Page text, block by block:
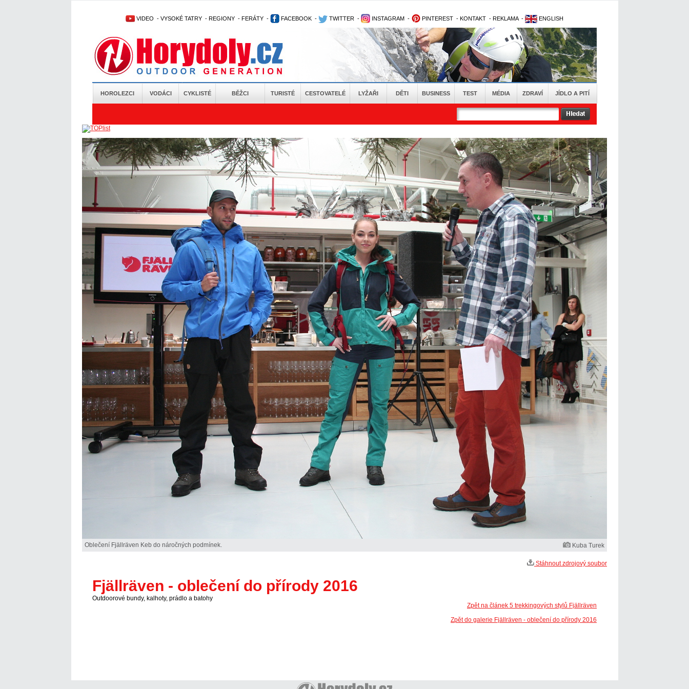
VIDEO - VYSOKÉ TATRY - REGIONY - FERÁTY - FACEBOOK - TWITTER - INSTAGRAM - PINTEREST - KONTAKT - REKLAMA - ENGLISH
HOROLEZCI VODÁCI CYKLISTÉ BĚŽCI TURISTÉ CESTOVATELÉ LYŽAŘI DĚTI BUSINESS TEST MÉDIA ZDRAVÍ JÍDLO A PITÍ
Oblečení Fjällräven Keb do náročných podmínek. Kuba Turek
Stáhnout zdrojový soubor
Fjällräven - oblečení do přírody 2016
Outdoorové bundy, kalhoty, prádlo a batohy
Zpět na článek 5 trekkingových stylů Fjällräven
Zpět do galerie Fjällräven - oblečení do přírody 2016